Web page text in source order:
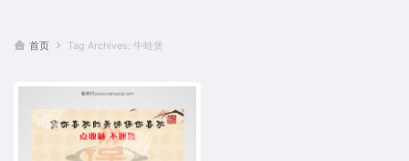
首页 Tag Archives: 牛蛙煲